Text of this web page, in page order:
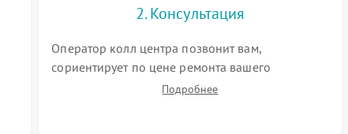
2. Консультация
Оператор колл центра позвонит вам,
сориентирует по цене ремонта вашего
гранитора а также ответит на все ваши вопросы.
Подробнее